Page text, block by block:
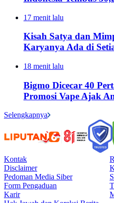
17 menit lalu
Kisah Satya dan
Karyanya Ada di
18 menit lalu
Bigmo Dicecar 40
Promosi Vape Ajak
Selengkapnya
Kontak
Disclaimer
Pedoman Media Siber
Form Pengaduan
Karir